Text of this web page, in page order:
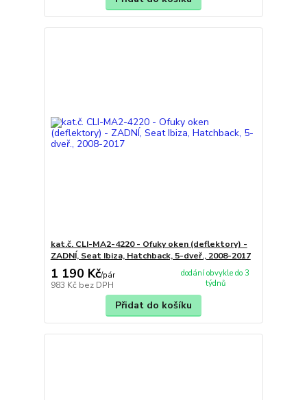
kat.č. CLI-MA2-4220 - Ofuky oken (deflektory) -
ZADNÍ, Seat Ibiza, Hatchback, 5-dveř., 2008-2017
1 190 Kč/pár
983 Kč bez DPH
dodání obvykle do 3
týdnů
Přidat do košíku